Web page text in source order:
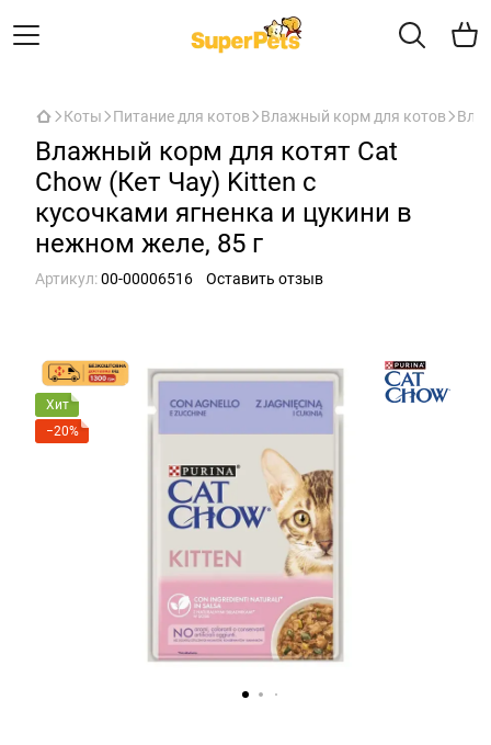
Коты Питание для котов Влажный корм для котов
Влажный корм для котят Cat
Chow (Кет Чау) Kitten с
кусочками ягненка и цукини в
нежном желе, 85 г
Артикул:00-00006516 Оставить отзыв
Хит
−20%